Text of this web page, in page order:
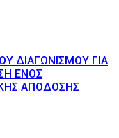
ΔΙΑΓΩΝΙΣΜΟΥ ΓΙΑ
ΕΝΟΣ
ΑΠΟΔΟΣΗΣ